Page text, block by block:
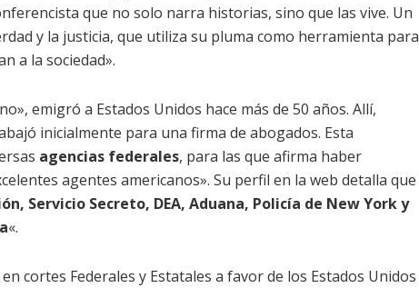
que no solo narra historias, sino que las vive. Un
y la justicia, que utiliza su pluma como herramienta para
a la sociedad».
emigró a Estados Unidos hace más de 50 años. Allí,
inicialmente para una firma de abogados. Esta
agencias federales, para las que afirma haber
agentes americanos». Su perfil en la web detalla que
Servicio Secreto, DEA, Aduana, Policía de New York y
«.
en cortes Federales y Estatales a favor de los Estados Unidos